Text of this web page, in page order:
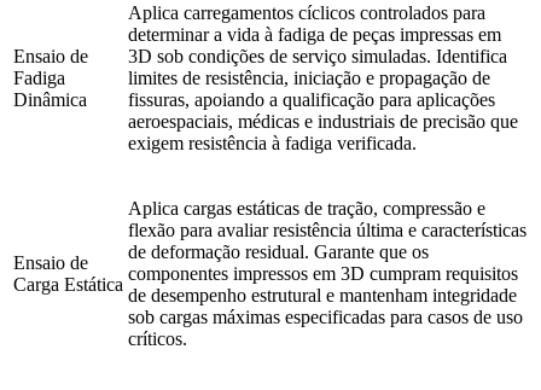
Ensaio de
Fadiga
Dinâmica
Aplica carregamentos cíclicos controlados para
determinar a vida à fadiga de peças impressas em
3D sob condições de serviço simuladas. Identifica
limites de resistência, iniciação e propagação de
fissuras, apoiando a qualificação para aplicações
aeroespaciais, médicas e industriais de precisão que
exigem resistência à fadiga verificada.
Ensaio de
Carga Estática
Aplica cargas estáticas de tração, compressão e
flexão para avaliar resistência última e características
de deformação residual. Garante que os
componentes impressos em 3D cumpram requisitos
de desempenho estrutural e mantenham integridade
sob cargas máximas especificadas para casos de uso
críticos.